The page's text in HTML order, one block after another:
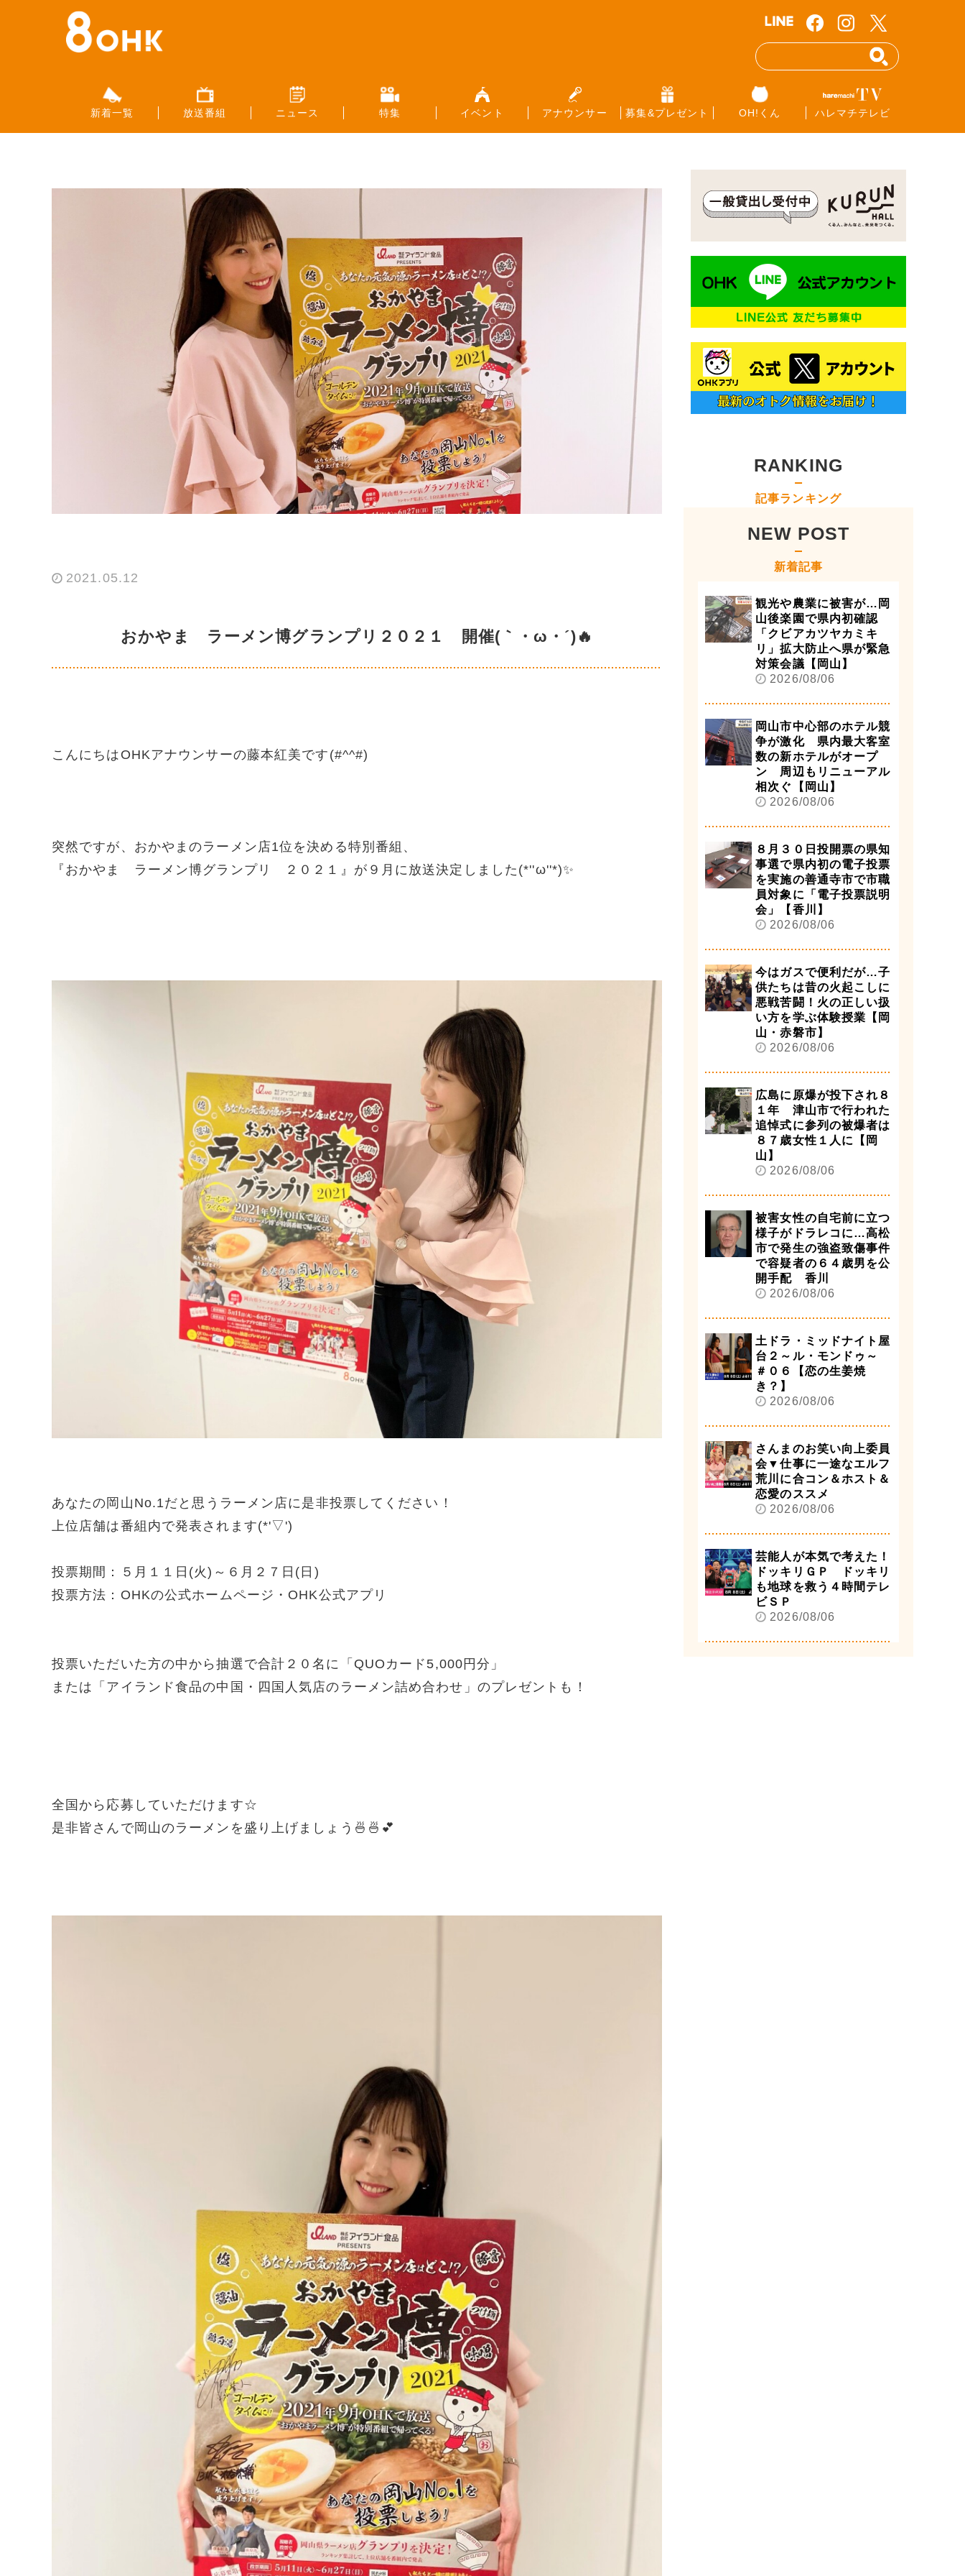
新着一覧 放送番組 ニュース 特集 イベント アナウンサー 募集&プレゼント OH!くん ハレマチテレビ
2021.05.12
おかやま ラーメン博グランプリ２０２１ 開催(｀・ω・´)🔥
こんにちはOHKアナウンサーの藤本紅美です(#^^#)
突然ですが、おかやまのラーメン店1位を決める特別番組、
『おかやま ラーメン博グランプリ ２０２１』が９月に放送決定しました(*''ω''*)✨
あなたの岡山No.1だと思うラーメン店に是非投票してください！
上位店舗は番組内で発表されます(*'▽')
投票期間：５月１１日(火)～６月２７日(日)
投票方法：OHKの公式ホームページ・OHK公式アプリ
投票いただいた方の中から抽選で合計２０名に「 QUO カード 5,000円分」
または「アイランド食品の中国・四国人気店のラーメン詰め合わせ」のプレゼントも！
全国から応募していただけます☆
是非皆さんで岡山のラーメンを盛り上げましょう🍜🍜💕
RANKING
記事ランキング
NEW POST
新着記事
観光や農業に被害が…岡
山後楽園で県内初確認
「クビアカツヤカミキ
リ」拡大防止へ県が緊急
対策会議【岡山】
2026/08/06
岡山市中心部のホテル競
争が激化 県内最大客室
数の新ホテルがオープ
ン 周辺もリニューアル
相次ぐ【岡山】
2026/08/06
８月３０日投開票の県知
事選で県内初の電子投票
を実施の善通寺市で市職
員対象に「電子投票説明
会」【香川】
2026/08/06
今はガスで便利だが…子
供たちは昔の火起こしに
悪戦苦闘！火の正しい扱
い方を学ぶ体験授業【岡
山・赤磐市】
2026/08/06
広島に原爆が投下され８
１年 津山市で行われた
追悼式に参列の被爆者は
８７歳女性１人に【岡
山】
2026/08/06
被害女性の自宅前に立つ
様子がドラレコに…高松
市で発生の強盗致傷事件
で容疑者の６４歳男を公
開手配 香川
2026/08/06
土ドラ・ミッドナイト屋
台２～ル・モンドゥ～
＃０６【恋の生姜焼
き？】
2026/08/06
さんまのお笑い向上委員
会▼仕事に一途なエルフ
荒川に合コン＆ホスト＆
恋愛のススメ
2026/08/06
芸能人が本気で考えた！
ドッキリＧＰ ドッキリ
も地球を救う４時間テレ
ビＳＰ
2026/08/06